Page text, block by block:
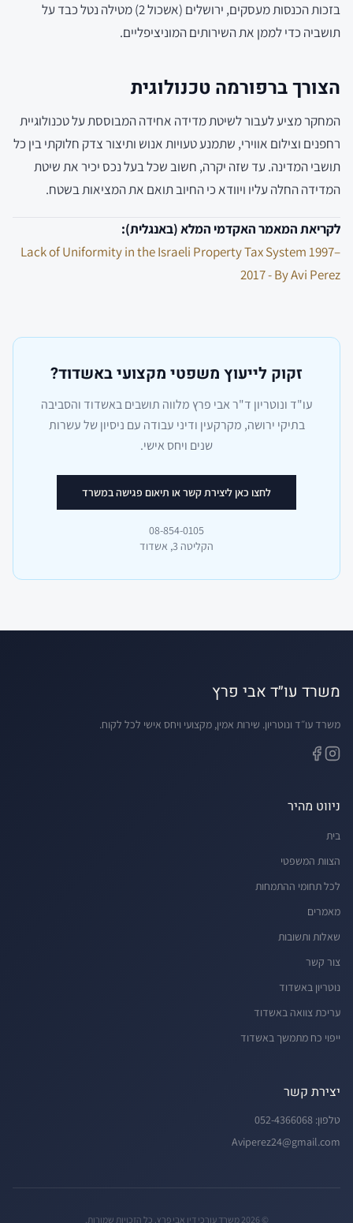
בזכות הכנסות מעסקים, ירושלים (אשכול 2) מטילה נטל כבד על
תושביה כדי לממן את השירותים המוניציפליים.
הצורך ברפורמה טכנולוגית
המחקר מציע לעבור לשיטת מדידה אחידה המבוססת על טכנולוגיית
רחפנים וצילום אווירי, שתמנע טעויות אנוש ותיצור צדק חלוקתי בין כל
תושבי המדינה. עד שזה יקרה, חשוב שכל בעל נכס יכיר את שיטת
המדידה החלה עליו ויוודא כי החיוב תואם את המציאות בשטח.
לקריאת המאמר האקדמי המלא (באנגלית):
Lack of Uniformity in the Israeli Property Tax System 1997–
2017 - By Avi Perez
זקוק לייעוץ משפטי מקצועי באשדוד?
עו"ד ונוטריון ד"ר אבי פרץ מלווה תושבים באשדוד והסביבה
בתיקי ירושה, מקרקעין ודיני עבודה עם ניסיון של עשרות
שנים ויחס אישי.
לחצו כאן ליצירת קשר או תיאום פגישה במשרד
08-854-0105
הקליטה 3, אשדוד
משרד עו״ד אבי פרץ
משרד עו״ד ונוטריון. שירות אמין, מקצועי ויחס אישי לכל לקוח.
ניווט מהיר
בית
הצוות המשפטי
לכל תחומי ההתמחות
מאמרים
שאלות ותשובות
צור קשר
נוטריון באשדוד
עריכת צוואה באשדוד
ייפוי כח מתמשך באשדוד
יצירת קשר
טלפון: 052-4366068
Aviperez24@gmail.com
©
2026משרד עורכי דין אבי פרץ. כל הזכויות שמורות.